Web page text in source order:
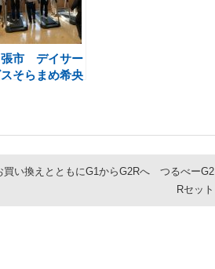
市 デイサー
そらまめ希央
買い換えとともにG1からG2Rへ つるべーG2
Rセット